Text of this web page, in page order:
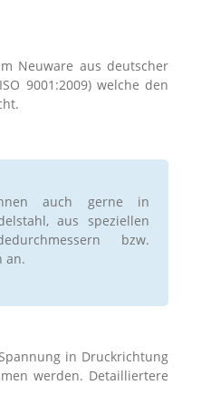
Neuware aus deutscher
9001:2009) welche den
auch gerne in
aus speziellen
bzw.
an.
in Druckrichtung
werden. Detailliertere